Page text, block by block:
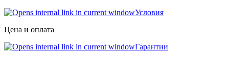
Условия
Цена и оплата
Гарантии